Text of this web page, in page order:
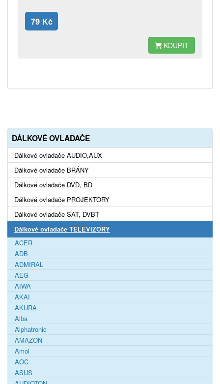
79 Kč
KOUPIT
DÁLKOVÉ OVLADAČE
Dálkové ovladače AUDIO,AUX
Dálkové ovladače BRÁNY
Dálkové ovladače DVD, BD
Dálkové ovladače PROJEKTORY
Dálkové ovladače SAT, DVBT
Dálkové ovladače TELEVIZORY
ACER
ADB
ADMIRAL
AEG
AIWA
AKAI
AKURA
Alba
Alphatronic
AMAZON
Amoi
AOC
ASUS